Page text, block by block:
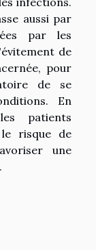
aussi par
par les
de
pour
de se
En
patients
risque de
une